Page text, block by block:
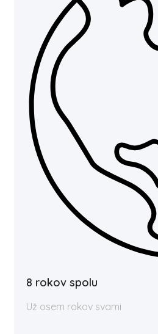
8 rokov spolu
Už osem rokov svami